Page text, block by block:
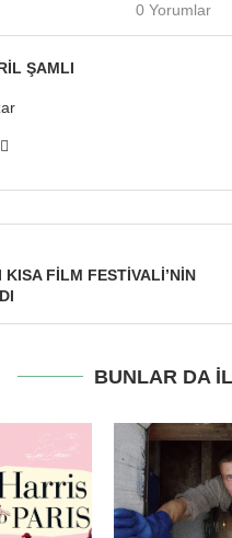
0 Yorumlar
ŞAMLI
FILM FESTIVALI’NIN
BUNLAR DA